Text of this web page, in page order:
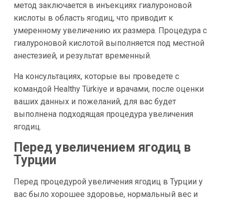
метод заключается в инъекциях гиалуроновой
кислоты в область ягодиц, что приводит к
умеренному увеличению их размера. Процедура с
гиалуроновой кислотой выполняется под местной
анестезией, и результат временный.
На консультациях, которые вы проведете с
командой Healthy Türkiye и врачами, после оценки
ваших данных и пожеланий, для вас будет
выполнена подходящая процедура увеличения
ягодиц.
Перед увеличением ягодиц в
Турции
Перед процедурой увеличения ягодиц в Турции у
вас было хорошее здоровье, нормальный вес и